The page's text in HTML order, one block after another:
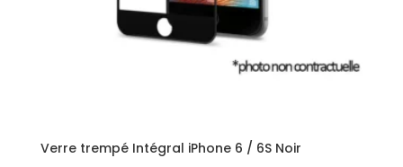
Verre trempé Intégral iPhone 6 / 6S Noir